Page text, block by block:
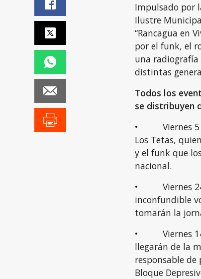
Impulsado por
Ilustre
“Rancagua en
por el funk, el
una radiografía
distintas
Todos los
se distribuyen
• Viernes 5
Los Tetas,
y el funk que
nacional.
• Viernes 24
inconfundible
tomarán la
• Viernes 14
llegarán de la
responsable
Bloque